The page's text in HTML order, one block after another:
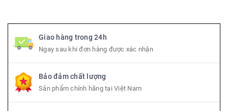
Giao hàng trong 24h
Ngay sau khi đơn hàng được xác nhận
Bảo đảm chất lượng
Sản phẩm chính hãng tại Việt Nam